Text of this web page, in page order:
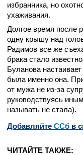
избранника, но
ухаживания.
Долгое время после
одну крышу над
Радимов все же
брака стало
Буланова
была именно она.
от мужа не из-за
руководствуясь
называть не стала).
Добавляйте CСб в
ЧИТАЙТЕ ТАКЖЕ: